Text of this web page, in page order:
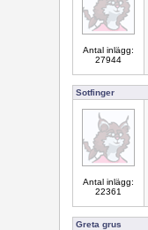
Antal inlägg:
27944
Sotfinger
Antal inlägg:
22361
Greta grus